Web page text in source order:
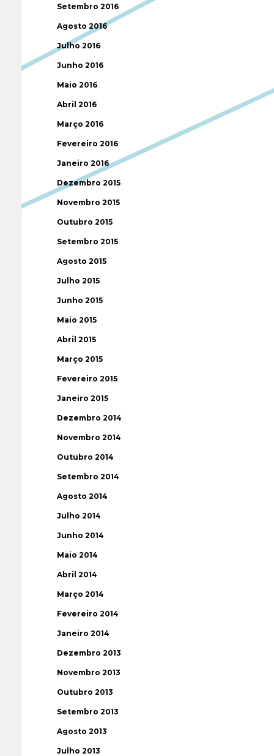
Setembro 2016
Agosto 2016
Julho 2016
Junho 2016
Maio 2016
Abril 2016
Março 2016
Fevereiro 2016
Janeiro 2016
Dezembro 2015
Novembro 2015
Outubro 2015
Setembro 2015
Agosto 2015
Julho 2015
Junho 2015
Maio 2015
Abril 2015
Março 2015
Fevereiro 2015
Janeiro 2015
Dezembro 2014
Novembro 2014
Outubro 2014
Setembro 2014
Agosto 2014
Julho 2014
Junho 2014
Maio 2014
Abril 2014
Março 2014
Fevereiro 2014
Janeiro 2014
Dezembro 2013
Novembro 2013
Outubro 2013
Setembro 2013
Agosto 2013
Julho 2013